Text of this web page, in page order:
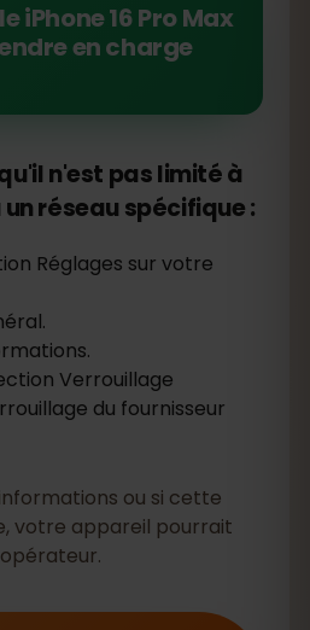
iPhone 16 Pro Max
en charge
n'est pas limité à
réseau spécifique :
Réglages sur votre
Verrouillage
du fournisseur
ou si cette
votre appareil pourrait